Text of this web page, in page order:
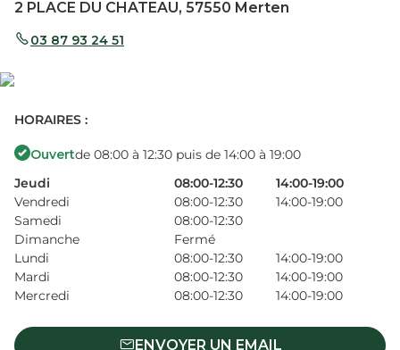
2 PLACE DU CHATEAU, 57550 Merten
03 87 93 24 51
HORAIRES :
Ouvertde 08:00 à 12:30 puis de 14:00 à 19:00
Jeudi
08:00-12:30
14:00-19:00
Vendredi
08:00-12:30
14:00-19:00
Samedi
08:00-12:30
Dimanche
Fermé
Lundi
08:00-12:30
14:00-19:00
Mardi
08:00-12:30
14:00-19:00
Mercredi
08:00-12:30 14:00-19:00
ENVOYER UN EMAIL